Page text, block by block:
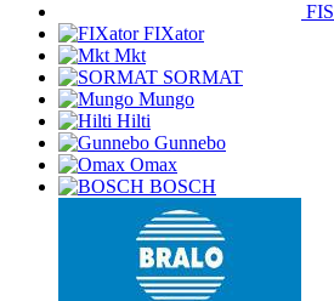
FIXator
Mkt
SORMAT
Mungo
Hilti
Gunnebo
Omax
BOSCH